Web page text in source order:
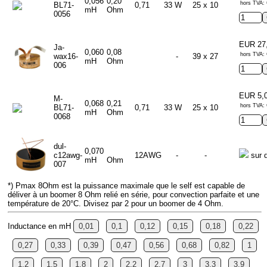
BL71-
0056
mH
Ohm
0,71 33 W 25 x 10 hors TVA:
Ja-
wax16-
006
0,060
mH
0,08
Ohm
- 39 x 27
EUR
hors TVA:
M-
BL71-
0068
0,068
mH
0,21
Ohm
0,71 33 W 25 x 10
EUR
hors TVA:
dul-
c12awg-
007
0,070
mH
Ohm
12AWG - - sur
*) Pmax 8Ohm est la puissance maximale que le self est capable de
déliver à un boomer 8 Ohm relié en série, pour convection parfaite et une
température de 20°C. Divisez par 2 pour un boomer de 4 Ohm.
Inductance en mH 0,01 0,1 0,12 0,15 0,18 0,22
0,27 0,33 0,39 0,47 0,56 0,68 0,82 1
1,2 1,5 1,8 2 2,2 2,7 3 3,3 3,9